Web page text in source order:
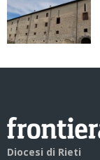
Diocesi di Rieti